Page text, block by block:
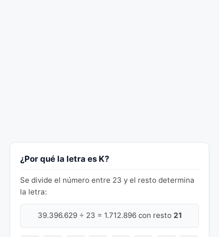
¿Por qué la letra es K?
Se divide el número entre 23 y el resto determina
la letra:
39.396.629 ÷ 23 = 1.712.896 con resto 21